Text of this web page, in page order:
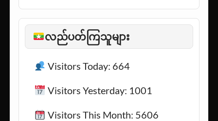
လည်ပတ်ကြသူများ
Visitors Today: 664
Visitors Yesterday: 1001
Visitors This Month: 5606